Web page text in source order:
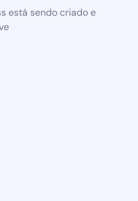
está sendo criado e